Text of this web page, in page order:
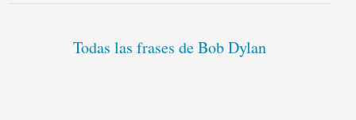
Todas las frases de Bob Dylan